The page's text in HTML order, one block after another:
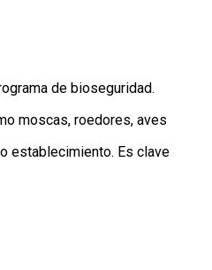
de bioseguridad.
moscas, roedores, aves
establecimiento. Es clave